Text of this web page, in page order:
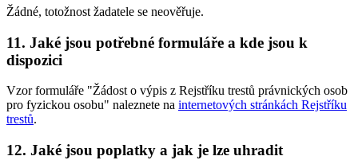
Žádné, totožnost žadatele se neověřuje.
11. Jaké jsou potřebné formuláře a kde jsou k
dispozici
Vzor formuláře "Žádost o výpis z Rejstříku trestů právnických osob
pro fyzickou osobu" naleznete na internetových stránkách Rejstříku
trestů.
12. Jaké jsou poplatky a jak je lze uhradit